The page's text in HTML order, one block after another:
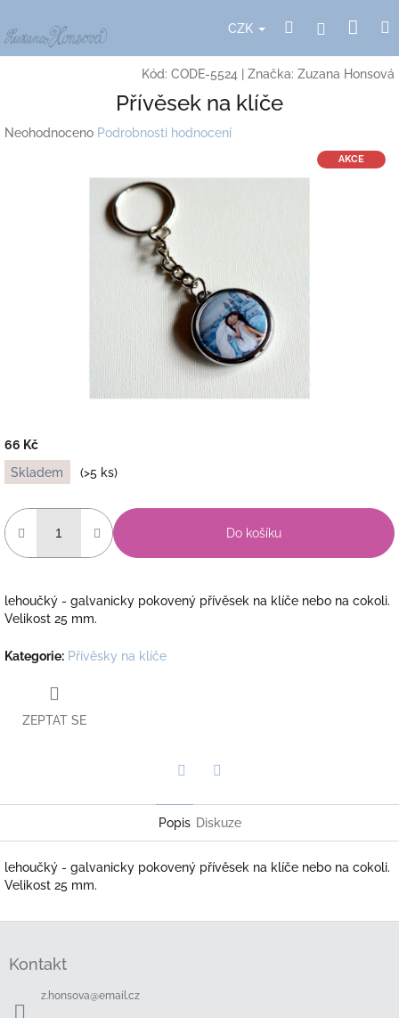
na
obsah
CZK HledatPřihlášení
Kód: CODE-5524 Značka: Zuzana Honsová
Přívěsek na klíče
Průměrné
Neohodnoceno Podrobnosti hodnocení
AKCE
66 Kč
Měrná
cena:
Skladem (>5 ks)
Do košíku
lehoučký - galvanicky pokovený přívěsek na klíče nebo na cokoli.
Velikost 25 mm.
Kategorie: Přívěsky na klíče
ZEPTAT SE
Popis Diskuze
lehoučký - galvanicky pokovený přívěsek na klíče nebo na cokoli.
Velikost 25 mm.
Kontakt
z.honsova@email.cz